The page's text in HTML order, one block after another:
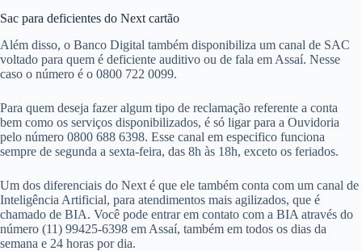
Sac para deficientes do Next cartão
Além disso, o Banco Digital também disponibiliza um canal de SAC
voltado para quem é deficiente auditivo ou de fala em Assaí. Nesse
caso o número é o 0800 722 0099.
Para quem deseja fazer algum tipo de reclamação referente a conta
bem como os serviços disponibilizados, é só ligar para a Ouvidoria
pelo número 0800 688 6398. Esse canal em especifico funciona
sempre de segunda a sexta-feira, das 8h às 18h, exceto os feriados.
Um dos diferenciais do Next é que ele também conta com um canal de
Inteligência Artificial, para atendimentos mais agilizados, que é
chamado de BIA. Você pode entrar em contato com a BIA através do
número (11) 99425-6398 em Assaí, também em todos os dias da
semana e 24 horas por dia.